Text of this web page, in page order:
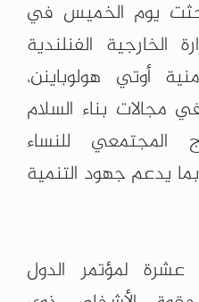
يوم الخميس في
الخارجية الفنلندية
أوتي هولوباينن،
مجالات بناء السلام
المجتمعي للنساء
يدعم جهود التنمية
عشرة لمؤتمر الدول